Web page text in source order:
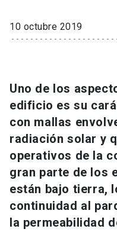
Información para
Futuros estudiantes
Estudiantes
Académicos
Personal
Go to english site
ACCESOS DIRECTOS
Admisión launch
10 octubre 2019
Uno de los
edificio es su
con mallas
radiación solar y
operativos de la
gran parte de los
están bajo tierra,
continuidad al
la permeabilidad